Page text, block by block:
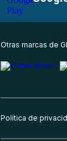
Otras marcas de
Política de